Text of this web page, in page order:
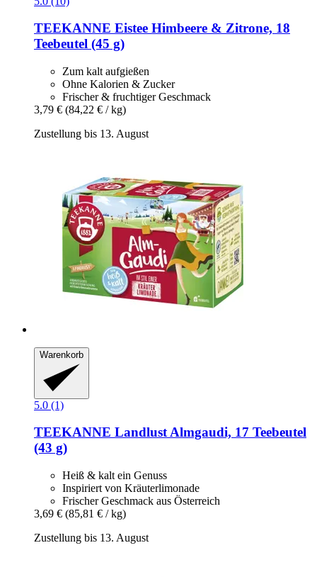
TEEKANNE Eistee Himbeere & Zitrone, 18
Teebeutel (45 g)
Zum kalt aufgießen
Ohne Kalorien & Zucker
Frischer & fruchtiger Geschmack
3,79 € (84,22 € / kg)
Zustellung bis 13. August
Warenkorb
5.0 (1)
TEEKANNE Landlust Almgaudi, 17 Teebeutel
(43 g)
Heiß & kalt ein Genuss
Inspiriert von Kräuterlimonade
Frischer Geschmack aus Österreich
3,69 € (85,81 € / kg)
Zustellung bis 13. August